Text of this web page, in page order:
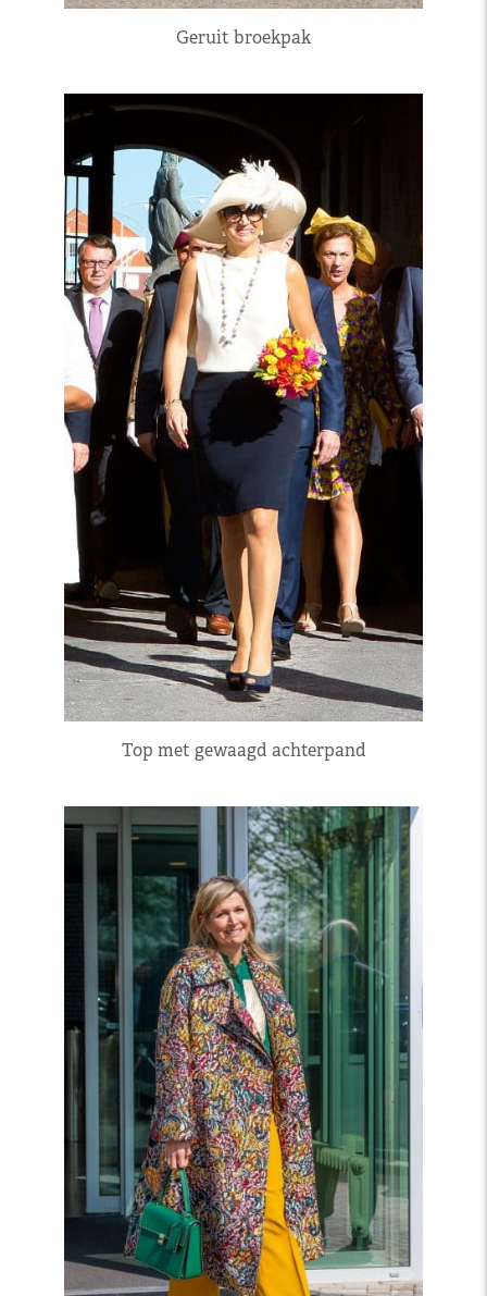
Geruit broekpak
Top met gewaagd achterpand